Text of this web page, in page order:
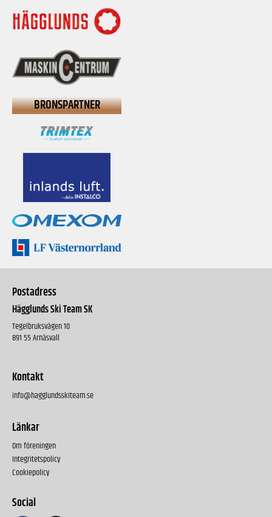
BRONSPARTNER
Postadress
Hägglunds Ski Team SK
Tegelbruksvägen 10
891 55 Arnäsvall
Kontakt
info@hagglundsskiteam.se
Länkar
Om föreningen
Integritetspolicy
Cookiepolicy
Social